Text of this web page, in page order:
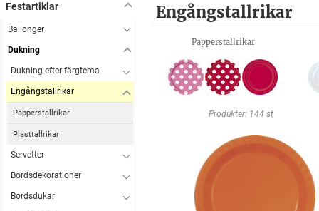
Engångstallrikar
Festartiklar
Ballonger
Dukning
Dukning efter färgtema
Engångstallrikar
Papperstallrikar
Plasttallrikar
Servetter
Bordsdekorationer
Bordsdukar
Papperstallrikar
Produkter: 144 st